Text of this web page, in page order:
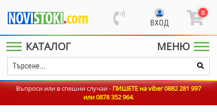
ВХОД
0
КАТАЛОГ МЕНЮ
Въпроси или в спешни случаи -ПИШЕТЕ на viber 0882 281 997
или0878 352 964.